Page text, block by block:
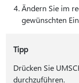
Ändern Sie im
gewünschten
Tipp
Drücken Sie
durchzuführen.